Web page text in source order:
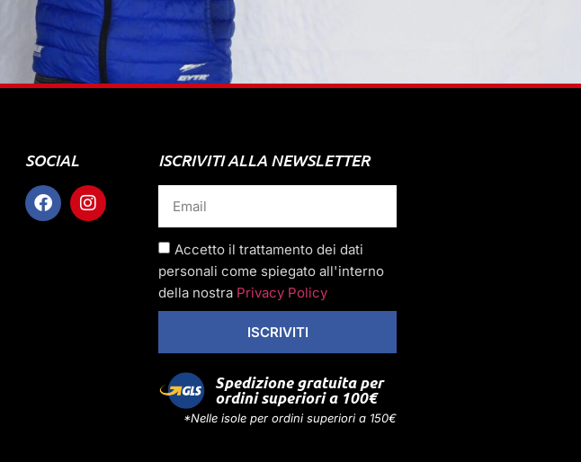
SOCIAL ISCRIVITI ALLA NEWSLETTER
Accetto il trattamento dei dati
personali come spiegato all'interno
della nostra Privacy Policy
ISCRIVITI
Spedizione gratuita per
ordini superiori a 100€
*Nelle isole per ordini superiori a 150€